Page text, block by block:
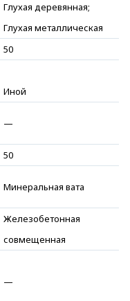
Глухая деревянная;
Глухая металлическая
50
Иной
—
50
Минеральная вата
Железобетонная
совмещенная
—